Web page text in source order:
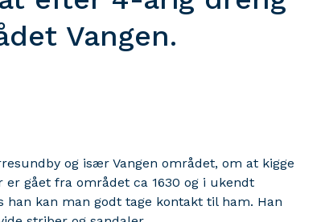
Vangen.
og især Vangen området, om at kigge
gået fra området ca 1630 og i ukendt
han kan man godt tage kontakt til ham. Han